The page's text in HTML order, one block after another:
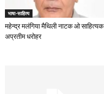
भाषा-साहित्य
महेन्द्र मलंगिया मैथिली नाटक ओ साहित्यक
अप्रतीम धरोहर